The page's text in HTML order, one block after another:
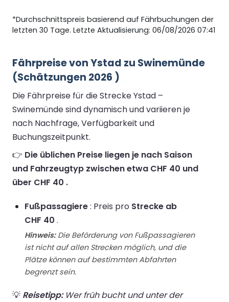
*Durchschnittspreis basierend auf Fährbuchungen der
letzten 30 Tage. Letzte Aktualisierung: 06/08/2026 07:41
Fährpreise von Ystad zu Swinemünde
(Schätzungen 2026 )
Die Fährpreise für die Strecke Ystad –
Swinemünde sind dynamisch und variieren je
nach Nachfrage, Verfügbarkeit und
Buchungszeitpunkt.
👉 Die üblichen Preise liegen je nach Saison
und Fahrzeugtyp zwischen etwa CHF 40 und
über CHF 40 .
Fußpassagiere: Preis pro Strecke ab
CHF 40 .
Hinweis:Die Beförderung von Fußpassagieren
ist nicht auf allen Strecken möglich, und die
Plätze können auf bestimmten Abfahrten
begrenzt sein.
💡 Reisetipp:Wer früh bucht und unter der